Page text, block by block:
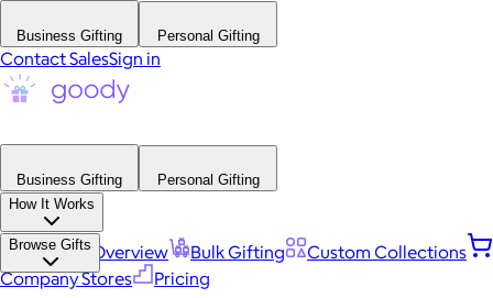
Business Gifting Personal Gifting
Contact SalesSign in
Business Gifting
Personal Gifting
How It Works
Platform Overview Bulk Gifting
Custom Collections
Company Stores
Pricing
Browse Gifts